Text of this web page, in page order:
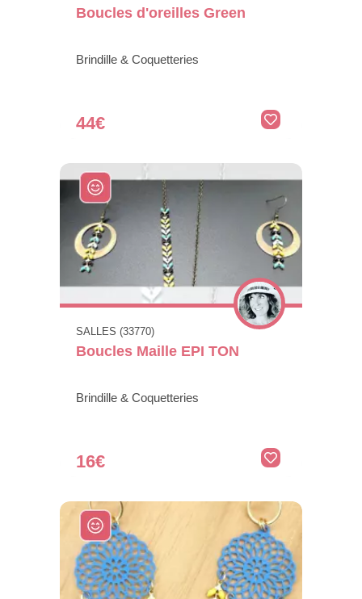
Boucles d'oreilles Green
Brindille & Coquetteries
44€
SALLES (33770)
Boucles Maille EPI TON
Brindille & Coquetteries
16€